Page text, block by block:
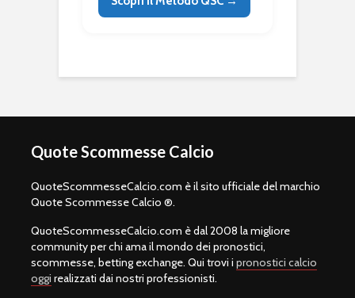
Quote Scommesse Calcio
QuoteScommesseCalcio.com è il sito ufficiale del marchio
Quote Scommesse Calcio ®.
QuoteScommesseCalcio.com è dal 2008 la migliore
community per chi ama il mondo dei pronostici,
scommesse, betting exchange. Qui trovi i pronostici calcio
oggi realizzati dai nostri professionisti.